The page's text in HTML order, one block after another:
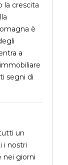
la crescita
è
a
segni di
un
i nostri
nei giorni